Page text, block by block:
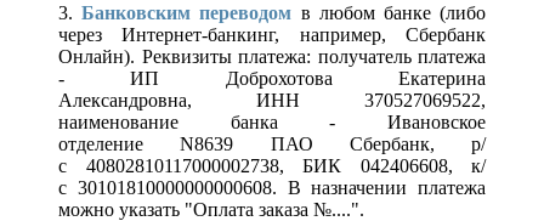
3.Банковским переводом в любом банке (либо
через Интернет-банкинг, например, Сбербанк
Онлайн). Реквизиты платежа: получатель платежа
- ИП Доброхотова Екатерина
Александровна, ИНН 370527069522,
наименование банка - Ивановское
отделение N8639 ПАО Сбербанк, р/
с 40802810117000002738, БИК 042406608, к/
с 30101810000000000608. В назначении платежа
можно указать "Оплата заказа №....".